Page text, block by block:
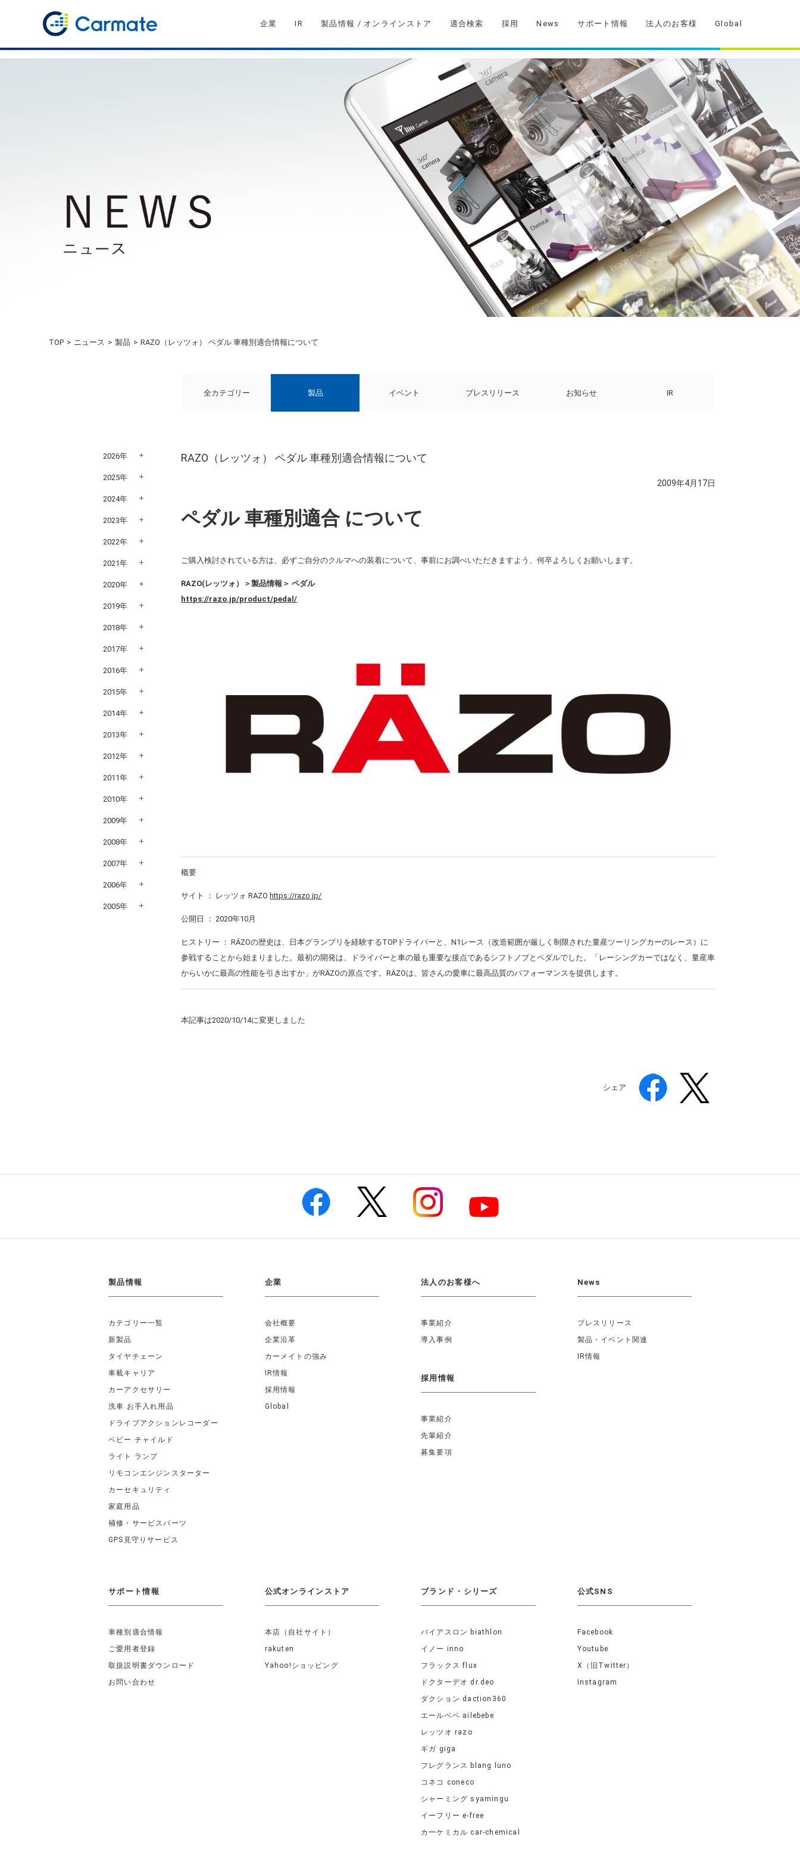
企業 IR 製品情報 / オンラインストア 適合検索 採用 News サポート情報 法人のお客様 Global
TOP ニュース 製品 RAZO（レッツォ） ペダル 車種別適合情報について
全カテゴリー 製品 イベント プレスリリース お知らせ IR
RAZO（レッツォ） ペダル 車種別適合情報について
2009年4月17日
ペダル 車種別適合 について
ご購入検討されている方は、必ずご自分のクルマへの装着について、事前にお調べいただきますよう、何卒よろしくお願いします。
RAZO(レッツォ）＞製品情報＞ ペダル
https://razo.jp/product/pedal/
概要
サイト ： レッツォ RAZO https://razo.jp/
公開日 ： 2020年10月
ヒストリー ： RÄZOの歴史は、日本グランプリを経験するTOPドライバーと、N1レース（改造範囲が厳しく制限された量産ツーリングカーのレース）に
参戦することから始まりました。最初の開発は、ドライバーと車の最も重要な接点であるシフトノブとペダルでした。「レーシングカーではなく、量産車
からいかに最高の性能を引き出すか」がRÄZOの原点です。RÄZOは、皆さんの愛車に最高品質のパフォーマンスを提供します。
本記事は2020/10/14に変更しました
シェア
2026年
2025年
2024年
2023年
2022年
2021年
2020年
2019年
2018年
2017年
2016年
2015年
2014年
2013年
2012年
2011年
2010年
2009年
2008年
2007年
2006年
2005年
製品情報
カテゴリー一覧
新製品
タイヤチェーン
車載キャリア
カーアクセサリー
洗車 お手入れ用品
ドライブアクションレコーダー
ベビー チャイルド
ライト ランプ
リモコンエンジンスターター
カーセキュリティ
家庭用品
補修・サービスパーツ
GPS見守りサービス
企業
会社概要
企業沿革
カーメイトの強み
IR情報
採用情報
Global
法人のお客様へ
事業紹介
導入事例
News
プレスリリース
製品・イベント関連
IR情報
採用情報
事業紹介
先輩紹介
募集要項
サポート情報
車種別適合情報
ご愛用者登録
取扱説明書ダウンロード
お問い合わせ
公式オンラインストア
本店（自社サイト）
rakuten
Yahoo!ショッピング
ブランド・シリーズ
バイアスロン biathlon
イノー inno
フラックス flux
ドクターデオ dr.deo
ダクション daction360
エールベベ ailebebe
レッツオ razo
ギガ giga
フレグランス blang luno
コネコ coneco
シャーミング syamingu
イーフリー e-free
カーケミカル car-chemical
公式SNS
Facebook
Youtube
X（旧Twitter）
Instagram